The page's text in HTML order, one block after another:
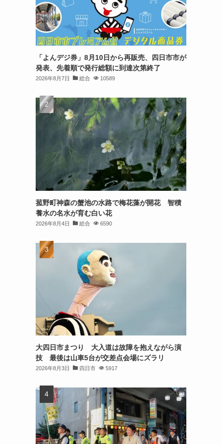
「よんデジ券」8月10日から再販売、四日市市が
発表、先着順で発行総額に到達次第終了
2026年8月7日 総合 10589
菰野町神森の蟹池の水路で梅花藻が開花 智積
養水の名水が育む白い花
2026年8月4日 総合 6590
大四日市まつり 大入道は故障を抱えながら演
技 最後は山車5台が交差点会場にズラリ
2026年8月3日 四日市 5917